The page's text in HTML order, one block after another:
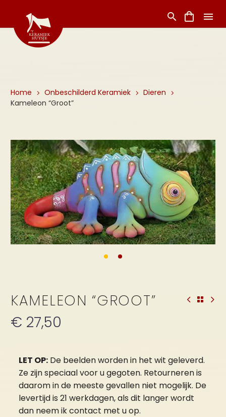
Home Onbeschilderd Keramiek
Dieren
Kameleon “Groot”
KAMELEON “GROOT”
€ 27,50
LET OP: De beelden worden in het wit geleverd.
Ze zijn speciaal voor u gegoten. Retourneren is
daarom in de meeste gevallen niet mogelijk. De
levertijd is 21 werkdagen, als dit langer wordt
dan neem ik contact met u op.